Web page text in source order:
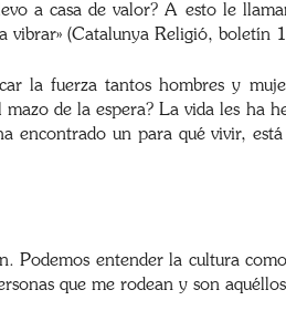
a casa de valor? A esto le
vibrar» (Catalunya Religió,
la fuerza tantos hombres y
de la espera? La vida les ha
encontrado un para qué vivir,
Podemos entender la cultura
que me rodean y son